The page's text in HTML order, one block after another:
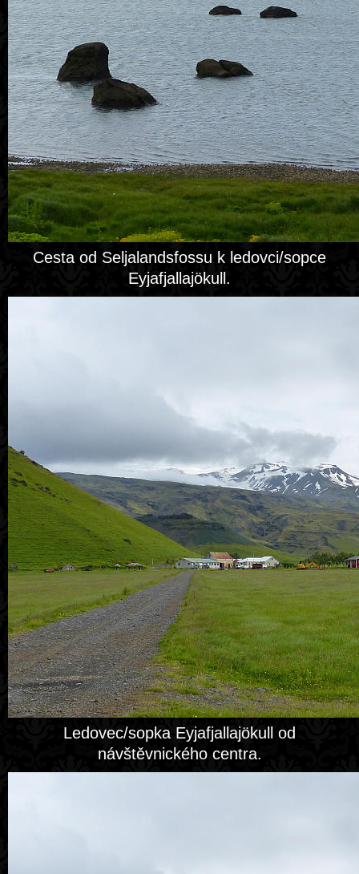
Cesta od Seljalandsfossu k ledovci/sopce
Eyjafjallajökull.
Ledovec/sopka Eyjafjallajökull od
návštěvnického centra.